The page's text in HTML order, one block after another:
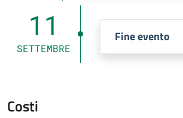
11
SETTEMBRE
Fine evento
Costi